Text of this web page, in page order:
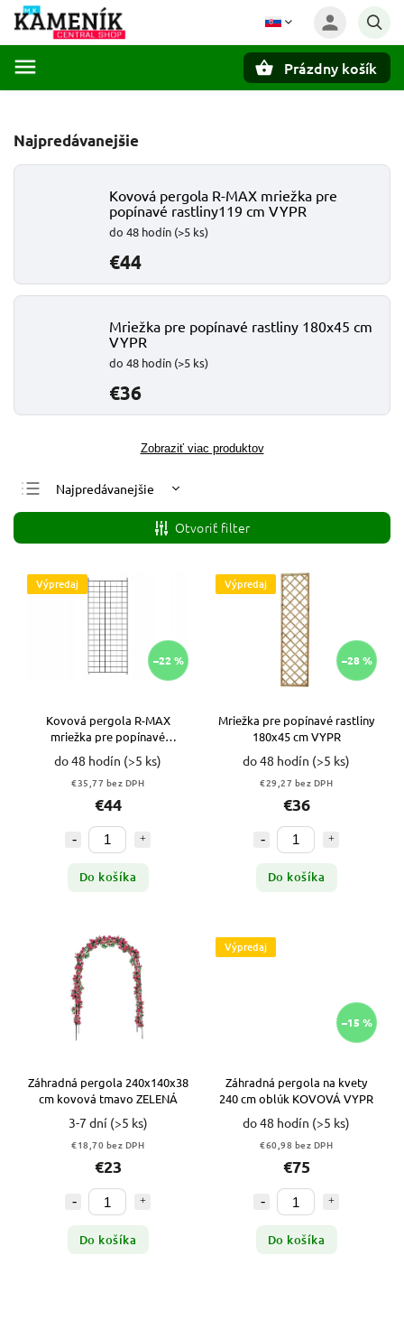
Prázdny košík
Najpredávanejšie
Kovová pergola R-MAX mriežka pre
popínavé rastliny119 cm VYPR
do 48 hodín (>5 ks)
€44
Mriežka pre popínavé rastliny 180x45 cm
VYPR
do 48 hodín (>5 ks)
€36
Zobraziť viac produktov
Najpredávanejšie
Najlacnejšie
Najdrahšie
Abecedne
Otvoriť filter
Výpredaj
–22 %
Kovová pergola R-MAX
mriežka pre popínavé
rastliny119 cm VYPR
do 48 hodín (>5 ks)
€35,77 bez DPH
€44
Do košíka
Výpredaj
–28 %
Mriežka pre popínavé rastliny
180x45 cm VYPR
do 48 hodín (>5 ks)
€29,27 bez DPH
€36
Do košíka
Záhradná pergola 240x140x38
cm kovová tmavo ZELENÁ
3-7 dní (>5 ks)
€18,70 bez DPH
€23
Do košíka
Výpredaj
–15 %
Záhradná pergola na kvety
240 cm oblúk KOVOVÁ VYPR
do 48 hodín (>5 ks)
€60,98 bez DPH
€75
Do košíka